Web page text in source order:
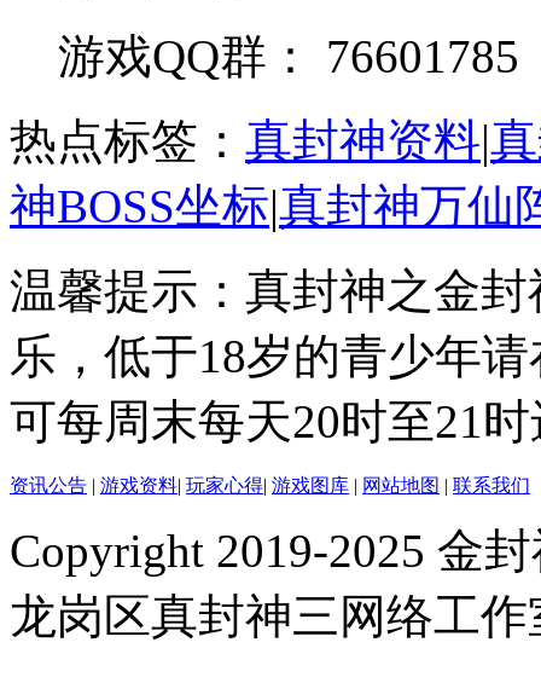
游戏QQ群： 76601785
热点标签： 真封神资料|
神BOSS坐标|真封神万仙
温馨提示：真封神之金
乐，低于18岁的青少年
可每周末每天20时至21
资讯公告 | 游戏资料| 玩家心得| 游戏图库 | 网站地图 | 联系我们
Copyright 2019-2025 金
龙岗区真封神三网络工